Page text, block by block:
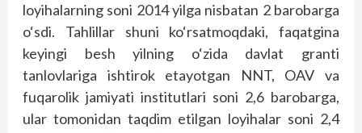
loyihalarning soni 2014 yilga nisbatan 2 barobarga
o‘sdi. Tahlillar shuni ko‘rsatmoqdaki, faqatgina
keyingi besh yilning o‘zida davlat granti
tanlovlariga ishtirok etayotgan NNT, OAV va
fuqarolik jamiyati institutlari soni 2,6 barobarga,
ular tomonidan taqdim etilgan loyihalar soni 2,4